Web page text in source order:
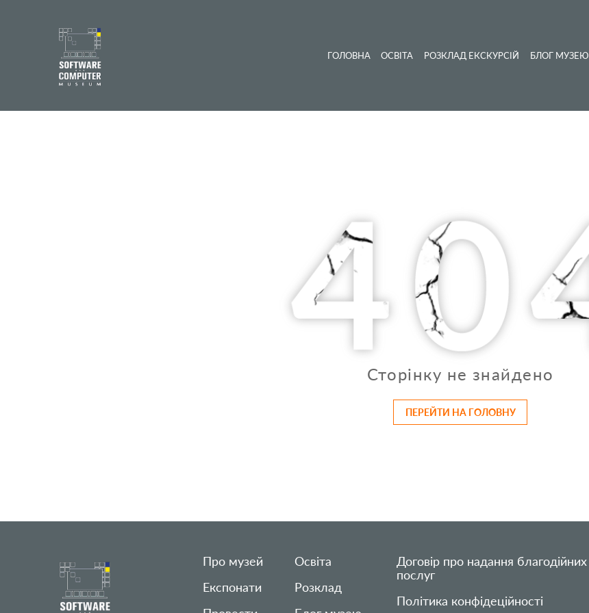
ГОЛОВНА ОСВІТА РОЗКЛАД ЕКСКУРСІЙ БЛОГ МУЗЕЮ
Сторінку не знайдено
ПЕРЕЙТИ НА ГОЛОВНУ
Про музей
Експонати
Освіта
Розклад
Договір про надання благодійних
послуг
Політика конфідеційності